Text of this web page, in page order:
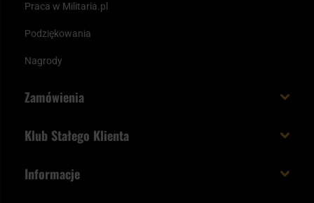
Praca w Militaria.pl
Podziękowania
Nagrody
Zamówienia
Paczka w weekend
Klub Stałego Klienta
Informacje